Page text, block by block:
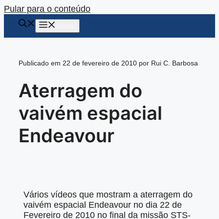
Pular para o conteúdo
Publicado em 22 de fevereiro de 2010 por Rui C. Barbosa
Aterragem do
vaivém espacial
Endeavour
Vários vídeos que mostram a aterragem do
vaivém espacial Endeavour no dia 22 de
Fevereiro de 2010 no final da missão STS-